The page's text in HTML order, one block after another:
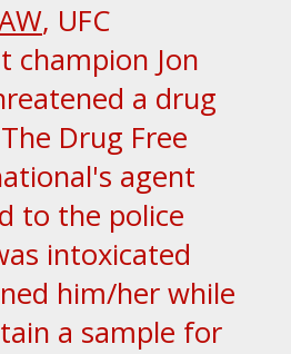
, UFC
champion Jon
a drug
Drug Free
agent
to the police
intoxicated
him/her while
a sample for